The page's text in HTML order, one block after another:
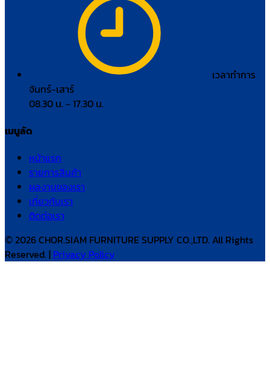
เวลาทำการ
จันทร์–เสาร์
08.30 น. – 17.30 น.
เมนูลัด
หน้าแรก
รายการสินค้า
ผลงานของเรา
เกี่ยวกับเรา
ติดต่อเรา
© 2026 CHOR.SIAM FURNITURE SUPPLY CO.,LTD. All Rights
Reserved. | Privacy Policy